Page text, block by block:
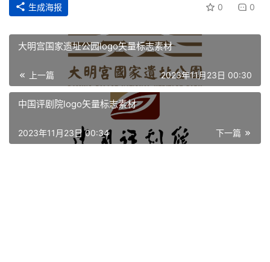
首
页
生成海报 0 0
大明宫国家遗址公园logo矢量标志素材
上一篇 2023年11月23日 00:30
中国评剧院logo矢量标志素材
下一篇
2023年11月23日 00:34